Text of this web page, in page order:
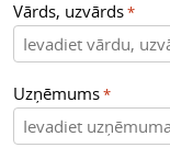
Vārds, uzvārds*
Uzņēmums*